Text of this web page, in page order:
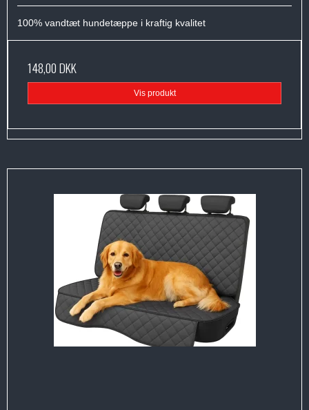
100% vandtæt hundetæppe i kraftig kvalitet
148,00 DKK
Vis produkt